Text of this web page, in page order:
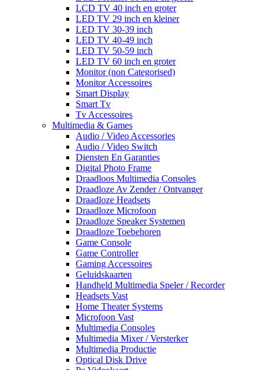
LCD TV 40 inch en groter
LED TV 29 inch en kleiner
LED TV 30-39 inch
LED TV 40-49 inch
LED TV 50-59 inch
LED TV 60 inch en groter
Monitor (non Categorised)
Monitor Accessoires
Smart Display
Smart Tv
Tv Accessoires
Multimedia & Games
Audio / Video Accessories
Audio / Video Switch
Diensten En Garanties
Digital Photo Frame
Draadloos Multimedia Consoles
Draadloze Av Zender / Ontvanger
Draadloze Headsets
Draadloze Microfoon
Draadloze Speaker Systemen
Draadloze Toebehoren
Game Console
Game Controller
Gaming Accessoires
Geluidskaarten
Handheld Multimedia Speler / Recorder
Headsets Vast
Home Theater Systems
Microfoon Vast
Multimedia Consoles
Multimedia Mixer / Versterker
Multimedia Productie
Optical Disk Drive